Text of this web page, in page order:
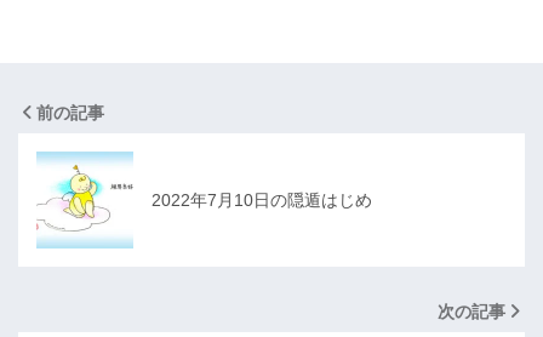
前の記事
2022年7月10日の隠遁はじめ
次の記事